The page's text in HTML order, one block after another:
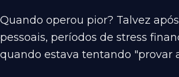
Quando operou pior? Talvez
pessoais, períodos de stress
quando estava tentando "provar